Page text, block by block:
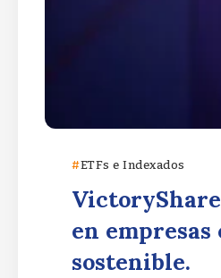
ETFs e Indexados
en
sostenible.